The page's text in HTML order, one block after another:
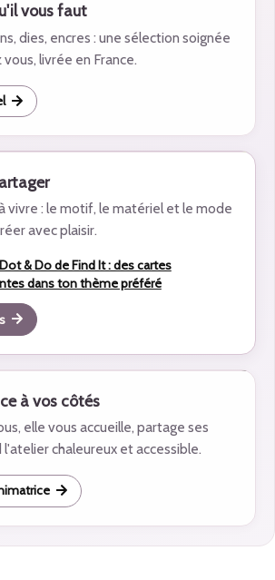
vous faut
dies, encres : une sélection soignée
livrée en France.
vivre : le motif, le matériel et le mode
avec plaisir.
Dot & Do de Find It : des cartes
dans ton thème préféré
à vos côtés
elle vous accueille, partage ses
chaleureux et accessible.